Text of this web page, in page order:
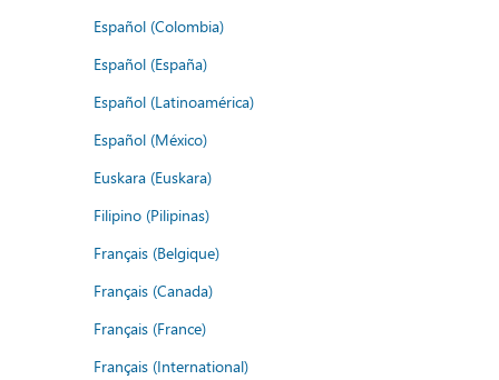
Español (Colombia)
Español (España)
Español (Latinoamérica)
Español (México)
Euskara (Euskara)
Filipino (Pilipinas)
Français (Belgique)
Français (Canada)
Français (France)
Français (International)